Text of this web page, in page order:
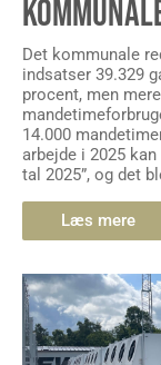
Det kommunale
indsatser 39.329
procent, men
14.000
arbejde i 2025
tal 2025”, og det
Læs mere